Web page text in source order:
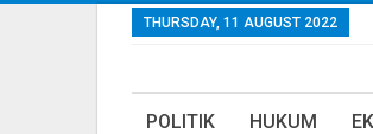
THURSDAY, 11 AUGUST 2022
POLITIK HUKUM